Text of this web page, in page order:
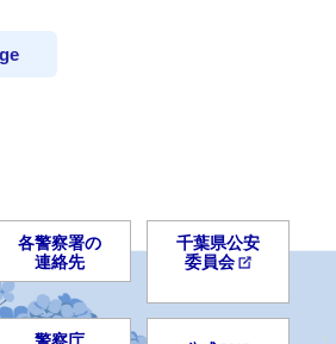
各警察署の
連絡先
千葉県公安
委員会